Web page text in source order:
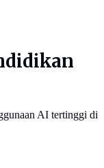
AI tertinggi di